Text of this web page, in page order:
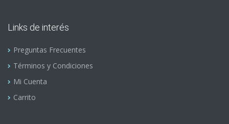
Links de interés
Preguntas Frecuentes
Términos y Condiciones
Mi Cuenta
Carrito